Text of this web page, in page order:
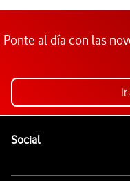
Ponte al día con las
Ir
SocialEnlaces a las